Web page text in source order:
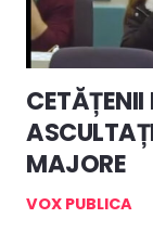
CETĂȚENII
MAJORE
VOX PUBLICA